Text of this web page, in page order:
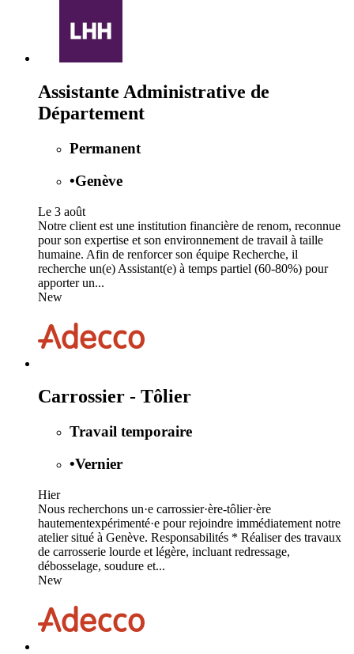
Assistante Administrative de
Département
Permanent
•Genève
Le 3 août
Notre client est une institution financière de renom, reconnue
pour son expertise et son environnement de travail à taille
humaine. Afin de renforcer son équipe Recherche, il
recherche un(e) Assistant(e) à temps partiel (60-80%) pour
apporter un...
New
Carrossier - Tôlier
Travail temporaire
•Vernier
Hier
Nous recherchons un·e carrossier·ère-tôlier·ère
hautementexpérimenté·e pour rejoindre immédiatement notre
atelier situé à Genève. Responsabilités * Réaliser des travaux
de carrosserie lourde et légère, incluant redressage,
débosselage, soudure et...
New